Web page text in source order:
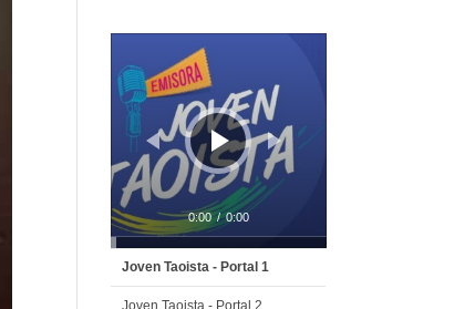
Reproductor
audio
0:00 / 0:00
Joven Taoista - Portal 1